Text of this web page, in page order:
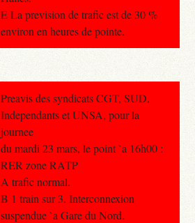
E La prevision de trafic est de 30 %
environ en heures de pointe.
Preavis des syndicats CGT, SUD,
Independants et UNSA, pour la
journee
du mardi 23 mars, le point `a 16h00 :
RER zone RATP
A trafic normal.
B 1 train sur 3. Interconnexion
suspendue `a Gare du Nord.